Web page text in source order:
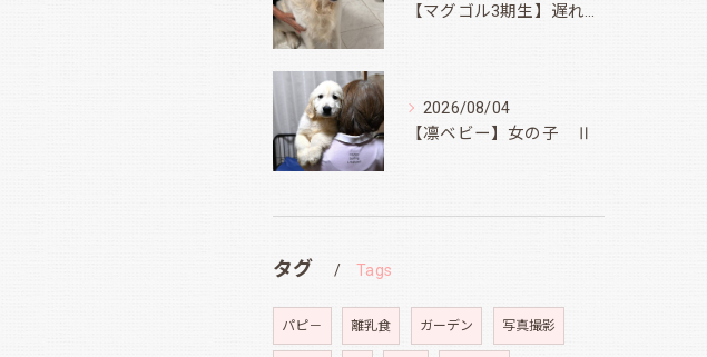
【マグゴル3期生】遅ればせながら
2026/08/04
【凛ベビー】女の子 Ⅱ
タグ Tags
パピ－ 離乳食 ガーデン 写真撮影